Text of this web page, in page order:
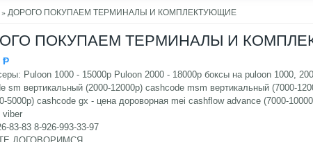
» ДОРОГО ПОКУПАЕМ ТЕРМИНАЛЫ И КОМПЛЕКТУЮЩИЕ
ПОКУПАЕМ ТЕРМИНАЛЫ И
Ᵽ
Puloon 1000 - 15000р Puloon 2000 - 18000р боксы на puloon 1000,
sm вертикальный (2000-12000р) cashcode msm вертикальный (7000-
5000р) cashcode gx - цена дороворная mei cashflow advance (7000-
viber
83-83 8-926-993-33-97